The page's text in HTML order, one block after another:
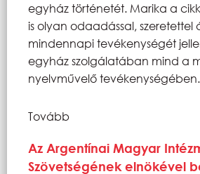
egyház történetét. Marika a
is olyan odaadással, szeretettel
mindennapi tevékenységét
egyház szolgálatában mind a
nyelvművelő tevékenységében.
Tovább
Az Argentínai Magyar
Szövetségének elnökével